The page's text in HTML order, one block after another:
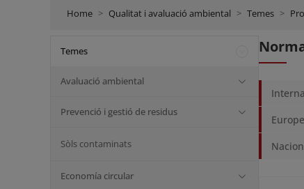
Home Qualitat i avaluació ambiental Temes
Temes
Avaluació ambiental
Prevenció i gestió de residus
Sòls contaminats
Economía circular